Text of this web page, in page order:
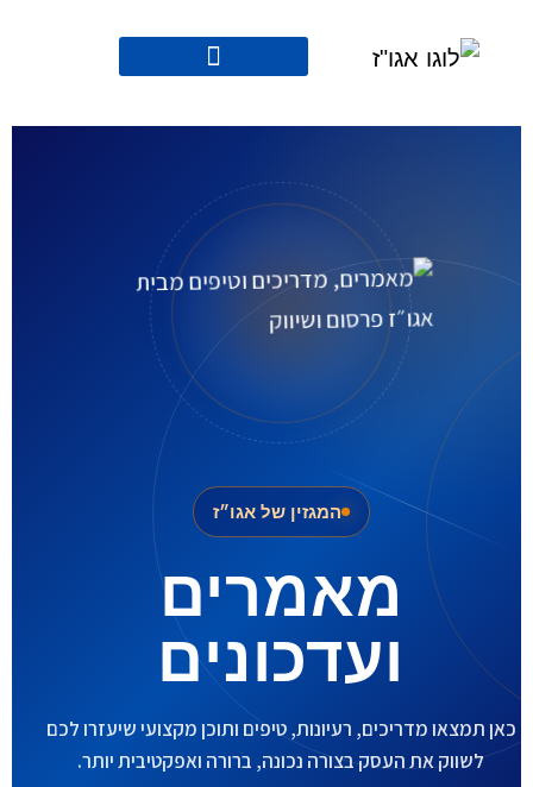
המגזין של אגו״ז
מאמרים
ועדכונים
כאן תמצאו מדריכים, רעיונות, טיפים ותוכן מקצועי שיעזרו לכם
לשווק את העסק בצורה נכונה, ברורה ואפקטיבית יותר.